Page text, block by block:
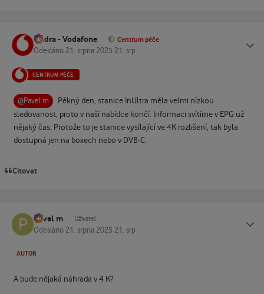
Ondra - Vodafone Centrum péče
Odesláno 21. srpna 2025 21. srp
CENTRUM PÉČE
@Pavel m
Pěkný den, stanice InUltra měla velmi nízkou
sledovanost, proto v naší nabídce končí. Informaci svítíme v EPG už
nějaký čas. Protože to je stanice vysílající ve 4K rozlišení, tak byla
dostupná jen na boxech nebo v DVB-C.
Citovat
Pavel m Uživatel
Odesláno 21. srpna 2025 21. srp
AUTOR
A bude nějaká náhrada v 4 K?